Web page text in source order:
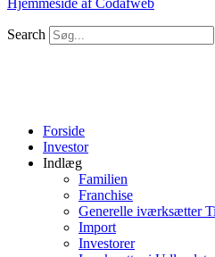
Search
Forside
Investor
Indlæg
Familien
Franchise
Generelle iværksætter
Import
Investorer